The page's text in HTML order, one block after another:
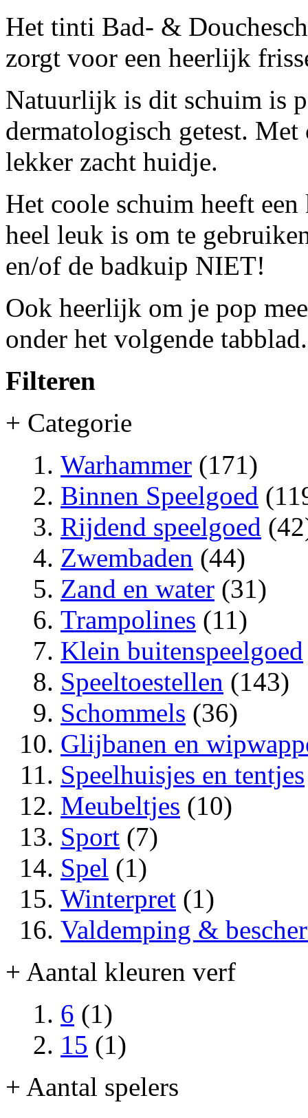
Het tinti Bad- &
zorgt voor een heerlijk
Natuurlijk is dit schuim is
dermatologisch getest. Met
lekker zacht huidje.
Het coole schuim heeft
heel leuk is om te
en/of de badkuip NIET!
Ook heerlijk om je pop
onder het volgende tabblad.
Filteren
+ Categorie
Warhammer (171)
Binnen Speelgoed
Rijdend speelgoed
Zwembaden (44)
Zand en water (31)
Trampolines (11)
Klein buitenspeelgoed
Speeltoestellen (143)
Schommels (36)
Glijbanen en
Speelhuisjes en tentjes
Meubeltjes (10)
Sport (7)
Spel (1)
Winterpret (1)
Valdemping &
+ Aantal kleuren verf
6 (1)
15 (1)
+ Aantal spelers